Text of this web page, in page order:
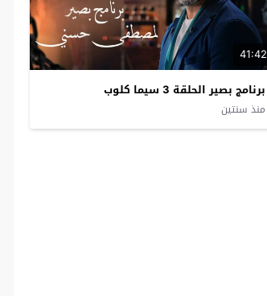
41:42
برنامج بصير الحلقة 3 سيما كلوب
منذ سنتين